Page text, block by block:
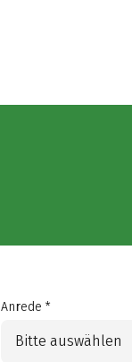
Anrede *
Bitte auswählen